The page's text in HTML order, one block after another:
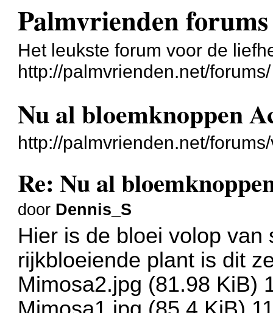
Palmvrienden forums
Het leukste forum voor de
http://palmvrienden.net/forums/
Nu al bloemknoppen
http://palmvrienden.net/
Re: Nu al
door Dennis_S
Hier is de bloei volop
rijkbloeiende plant is dit
Mimosa2.jpg (81.98 KiB)